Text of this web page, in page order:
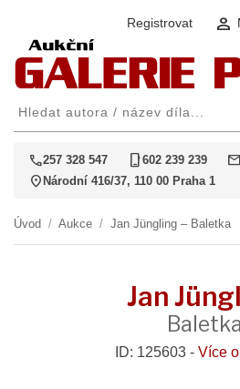
Registrovat person
call257 328 547 phone_iphone602 239 239 mail
location_on Národní 416/37, 110 00 Praha 1
Úvod / Aukce / Jan Jüngling – Baletka
Jan
Baletka
ID: 125603 - Více